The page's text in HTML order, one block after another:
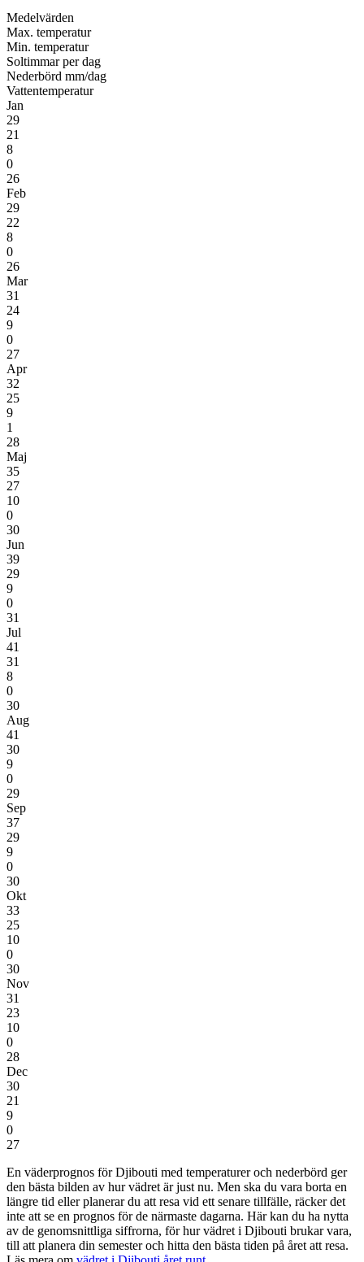
Medel­värden
Max. temperatur
Min. temperatur
Soltimmar per dag
Nederbörd mm/dag
Vatten­temperatur
Jan
29
21
8
0
26
Feb
29
22
8
0
26
Mar
31
24
9
0
27
Apr
32
25
9
1
28
Maj
35
27
10
0
30
Jun
39
29
9
0
31
Jul
41
31
8
0
30
Aug
41
30
9
0
29
Sep
37
29
9
0
30
Okt
33
25
10
0
30
Nov
31
23
10
0
28
Dec
30
21
9
0
27
En väderprognos för Djibouti med temperaturer och nederbörd ger
den bästa bilden av hur vädret är just nu. Men ska du vara borta en
längre tid eller planerar du att resa vid ett senare tillfälle, räcker det
inte att se en prognos för de närmaste dagarna. Här kan du ha nytta
av de genomsnittliga siffrorna, för hur vädret i Djibouti brukar vara,
till att planera din semester och hitta den bästa tiden på året att resa.